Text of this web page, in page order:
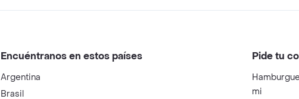
Encuéntranos en estos países
Argentina
Brasil
Pide tu
mi